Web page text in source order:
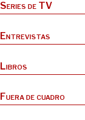
Series de TV
Entrevistas
Libros
Fuera de cuadro